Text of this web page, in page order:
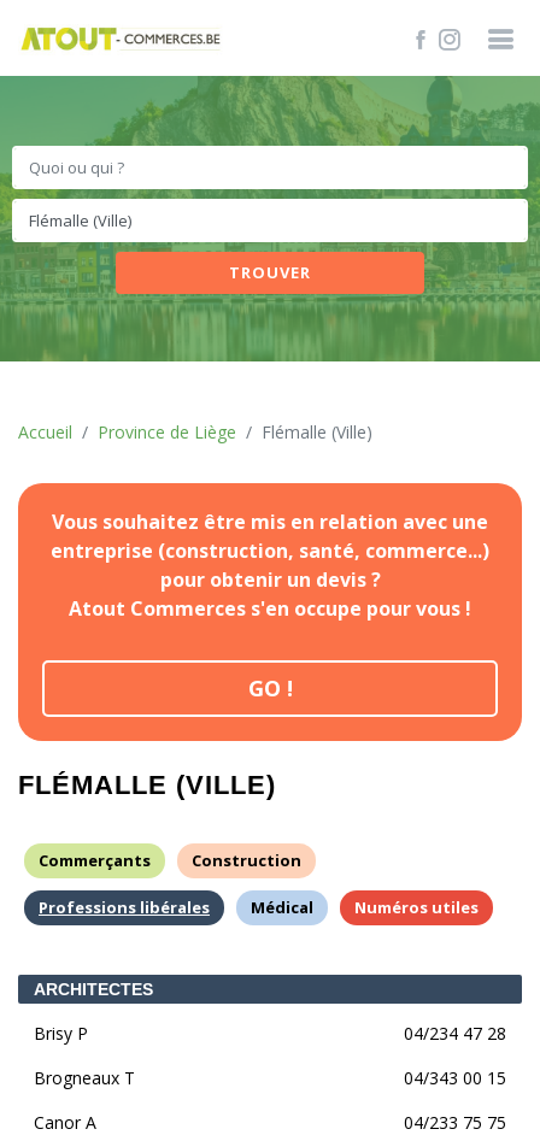
TROUVER
Accueil Province de Liège Flémalle (Ville)
Vous souhaitez être mis en relation avec une
entreprise (construction, santé, commerce...)
pour obtenir un devis ?
Atout Commerces s'en occupe pour vous !
GO !
FLÉMALLE (VILLE)
Commerçants Construction
Professions libérales Médical Numéros utiles
ARCHITECTES
Brisy P
04/234 47 28
Brogneaux T
04/343 00 15
Canor A
04/233 75 75